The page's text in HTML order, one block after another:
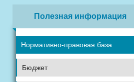
Полезная информация
Нормативно-правовая база
Бюджет